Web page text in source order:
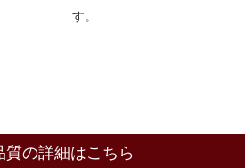
す。
質の詳細はこちら